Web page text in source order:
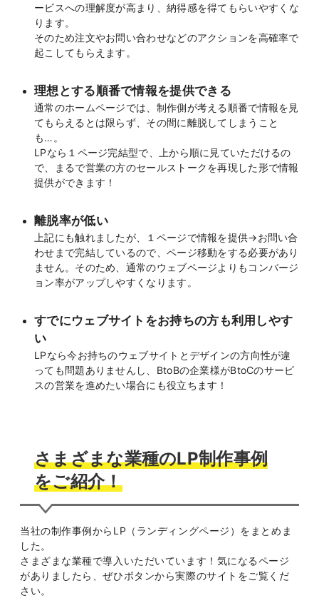
ービスへの理解度が高まり、 納得感を得てもらいやすくな
ります。
そのため注文やお問い合わせなどのアクションを高確率で
起こしてもらえます。
理想とする順番で情報を提供できる
通常のホームページでは、制作側が考える順番で情報を見
てもらえるとは限らず、その間に離脱してしまうこと
も…。
LPなら１ページ完結型で、上から順に見ていただけるの
で、まるで営業の方のセールストークを再現した形で情報
提供ができます！
離脱率が低い
上記にも触れましたが、１ページで情報を提供→お問い合
わせまで完結しているので、ページ移動をする必要があり
ません。そのため、通常のウェブページよりもコンバージ
ョン率がアップしやすくなります。
すでにウェブサイトをお持ちの方も利用しやす
い
LPなら今お持ちのウェブサイトとデザインの方向性が違
っても問題ありませんし、BtoBの企業様がBtoCのサービ
スの営業を進めたい場合にも役立ちます！
さまざまな業種のLP制作事例
をご紹介！
当社の制作事例からLP（ランディングページ）をまとめま
した。
さまざまな業種で導入いただいています！気になるページ
がありましたら、ぜひボタンから実際のサイトをご覧くだ
さい。